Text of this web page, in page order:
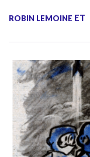
ROBIN LEMOINE ET